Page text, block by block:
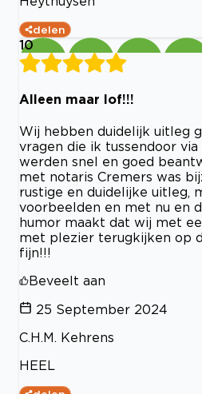
delen
10
Alleen maar lof!!!
Wij hebben duidelijk uitleg
vragen die ik tussendoor
werden snel en goed
met notaris Cremers was
rustige en duidelijke uitleg,
voorbeelden en met nu en
humor maakt dat wij met
met plezier terugkijken op
fijn!!!
Beveelt aan
25 September 2024
C.H.M. Kehrens
HEEL